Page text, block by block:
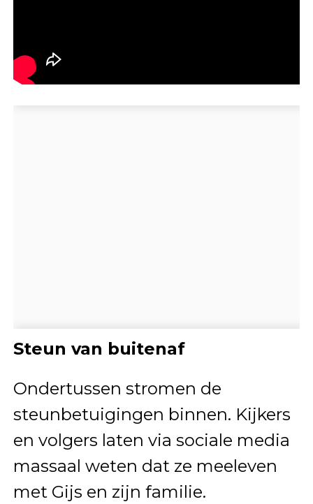
Steun van buitenaf
Ondertussen stromen de
steunbetuigingen binnen. Kijkers
en volgers laten via sociale media
massaal weten dat ze meeleven
met Gijs en zijn familie.